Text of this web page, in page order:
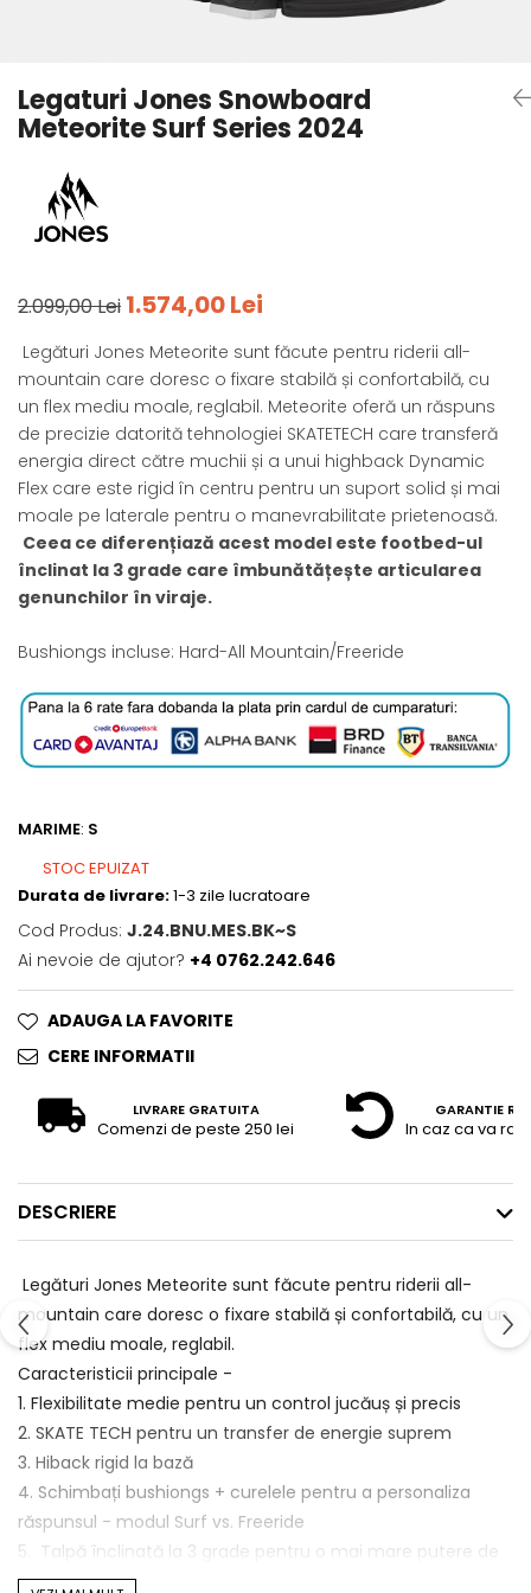
Curele
Bustiere
Underwear
Legaturi Jones Snowboard
Meteorite Surf Series 2024
2.099,00 Lei 1.574,00 Lei
Legături Jones Meteorite sunt făcute pentru riderii all-
mountain care doresc o fixare stabilă și confortabilă, cu
un flex mediu moale, reglabil. Meteorite oferă un răspuns
de precizie datorită tehnologiei SKATETECH care transferă
energia direct către muchii și a unui highback Dynamic
Flex care este rigid în centru pentru un suport solid și mai
moale pe laterale pentru o manevrabilitate prietenoasă.
Ceea ce diferențiază acest model este footbed-ul
înclinat la 3 grade care îmbunătățește articularea
genunchilor în viraje.
Bushiongs incluse: Hard-All Mountain/Freeride
MARIME: S
STOC EPUIZAT
Durata de livrare:1-3 zile lucratoare
Cod Produs: J.24.BNU.MES.BK~S
Ai nevoie de ajutor? +4 0762.242.646
ADAUGA LA FAVORITE
CERE INFORMATII
LIVRARE GRATUITA
Comenzi de peste 250 lei
GARANTIE
In caz ca va
DESCRIERE
Legături Jones Meteorite sunt făcute pentru riderii all-
mountain care doresc o fixare stabilă și confortabilă, cu un
flex mediu moale, reglabil.
Caracteristicii principale -
1. Flexibilitate medie pentru un control jucăuș și precis
2. SKATE TECH pentru un transfer de energie suprem
3. Hiback rigid la bază
4. Schimbați bushiongs + curelele pentru a personaliza
răspunsul - modul Surf vs. Freeride
5. Talpă înclinată la 3 grade pentru o mai mare putere de
întoarcere